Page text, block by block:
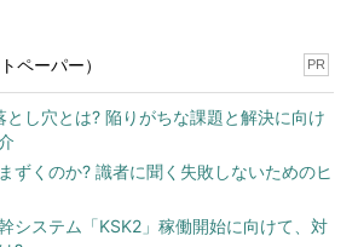
ペーパー） PR
とし穴とは? 陥りがちな課題と解決に向け
ずくのか? 識者に聞く失敗しないためのヒ
システム「KSK2」稼働開始に向けて、対